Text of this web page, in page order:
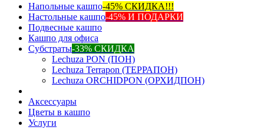
Напольные кашпо-45% СКИДКА!!!
Настольные кашпо-45% И ПОДАРКИ
Подвесные кашпо
Кашпо для офиса
Субстраты-33% СКИДКА
Lechuza PON (ПОН)
Lechuza Terrapon (ТЕРРАПОН)
Lechuza ORCHIDPON (ОРХИДПОН)
Аксессуары
Цветы в кашпо
Услуги